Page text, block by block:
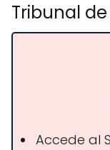
Tribunal
Accede al